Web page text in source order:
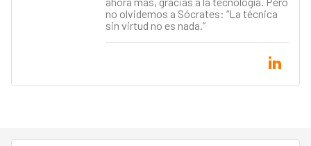
no olvidemos a Sócrates: “La técnica
sin virtud no es nada.”